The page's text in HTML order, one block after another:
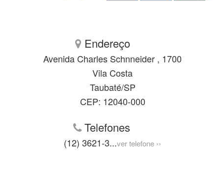
Endereço
Avenida Charles Schnneider , 1700
Vila Costa
Taubaté/SP
CEP: 12040-000
Telefones
(12) 3621-3...ver telefone ››